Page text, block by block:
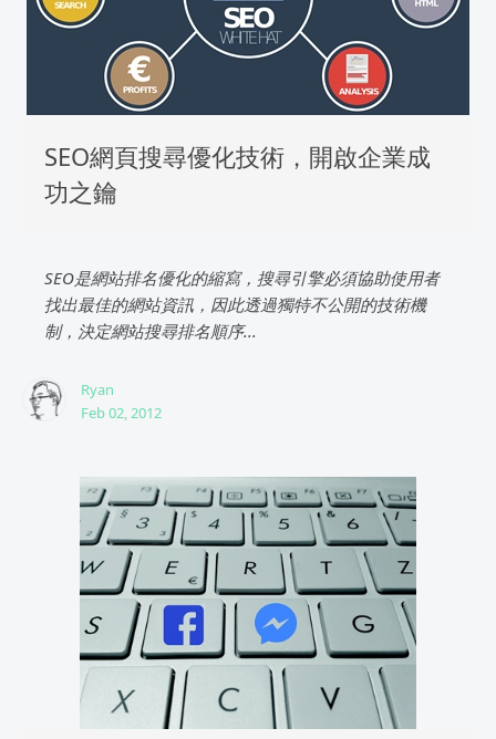
SEO網頁搜尋優化技術，開啟企業成
功之鑰
SEO是網站排名優化的縮寫，搜尋引擎必須協助使用者
找出最佳的網站資訊，因此透過獨特不公開的技術機
制，決定網站搜尋排名順序...
Ryan
Feb 02, 2012